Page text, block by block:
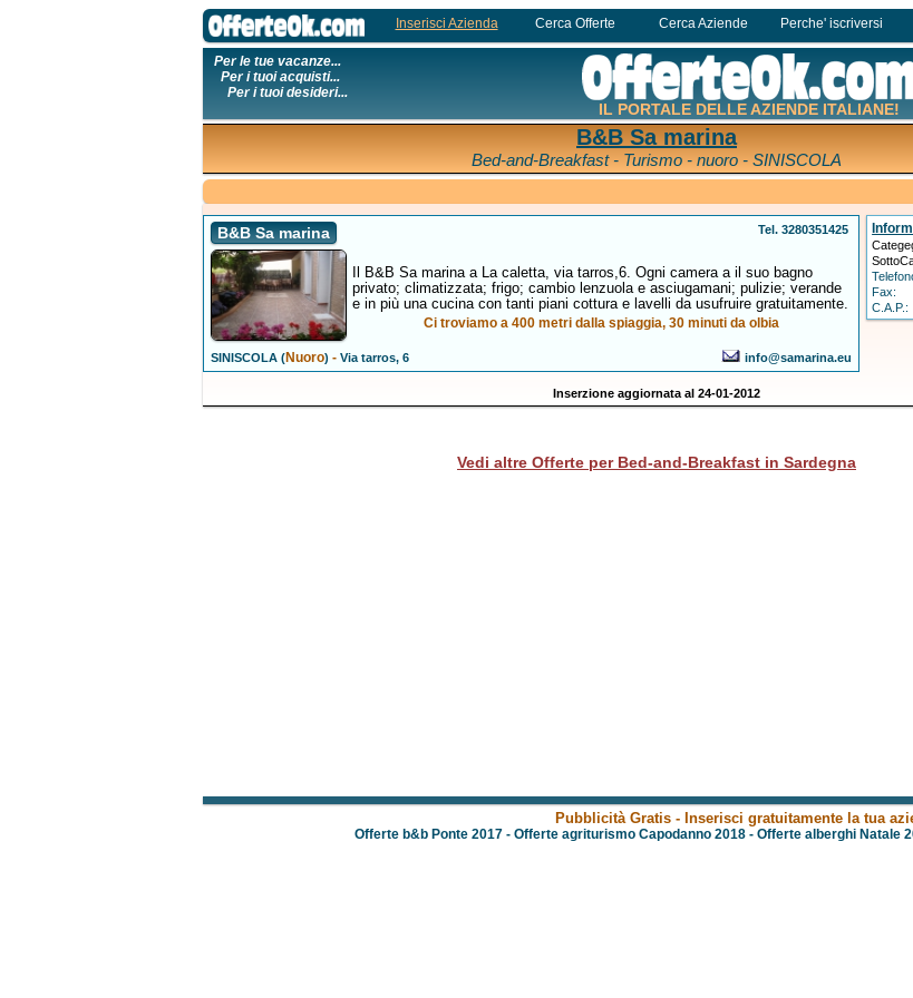
Inserisci Azienda Cerca Offerte Cerca Aziende Perche' iscriversi
Per le tue vacanze...
Per i tuoi acquisti...
Per i tuoi desideri...
IL PORTALE DELLE AZIENDE ITALIANE!
B&B Sa marina
Bed-and-Breakfast - Turismo - nuoro - SINISCOLA
B&B Sa marina Tel. 3280351425
Il B&B Sa marina a La caletta, via tarros,6. Ogni camera a il suo bagno
privato; climatizzata; frigo; cambio lenzuola e asciugamani; pulizie; verande
e in più una cucina con tanti piani cottura e lavelli da usufruire gratuitamente.
Ci troviamo a 400 metri dalla spiaggia, 30 minuti da olbia
SINISCOLA (Nuoro) -Via tarros, 6 info@samarina.eu
Fax:
C.A.P.:
Inserzione aggiornata al 24-01-2012
Vedi altre Offerte per Bed-and-Breakfast in Sardegna
Pubblicità Gratis - Inserisci gratuitamente la tua
Offerte b&b Ponte 2017 - Offerte agriturismo Capodanno 2018 - Offerte alberghi Natale